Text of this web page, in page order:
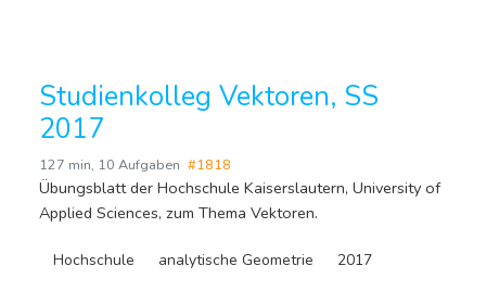
Studienkolleg Vektoren, SS
2017
127 min, 10 Aufgaben #1818
Übungsblatt der Hochschule Kaiserslautern, University of
Applied Sciences, zum Thema Vektoren.
Hochschule analytische Geometrie 2017